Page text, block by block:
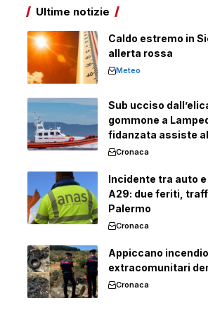
Ultime notizie
Caldo estremo in
allerta rossa
Meteo
Sub ucciso
gommone a
fidanzata assiste
Cronaca
Incidente tra auto
A29: due feriti,
Palermo
Cronaca
Appiccano
extracomunitari
Cronaca